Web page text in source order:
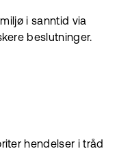
i sanntid via
beslutninger.
hendelser i tråd